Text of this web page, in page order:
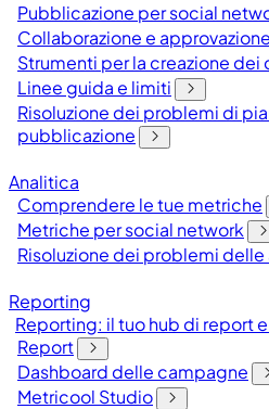
Pubblicazione per social
Collaborazione e approvazione
Strumenti per la creazione dei
Linee guida e limiti
Risoluzione dei problemi di
pubblicazione
Analitica
Comprendere le tue metriche
Metriche per social network
Risoluzione dei problemi
Reporting
Reporting: il tuo hub di report
Report
Dashboard delle campagne
Metricool Studio